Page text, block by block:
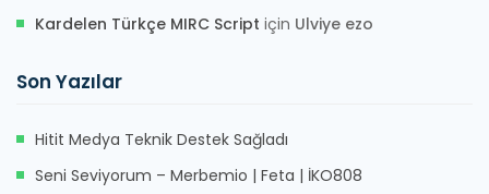
Kardelen Türkçe MIRC Script için Ulviye ezo
Son Yazılar
Hitit Medya Teknik Destek Sağladı
Seni Seviyorum – Merbemio | Feta | İKO808